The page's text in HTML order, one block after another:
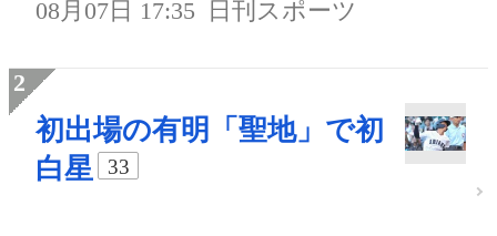
08月07日 17:35 日刊スポーツ
初出場の有明「聖地」で初
白星
33